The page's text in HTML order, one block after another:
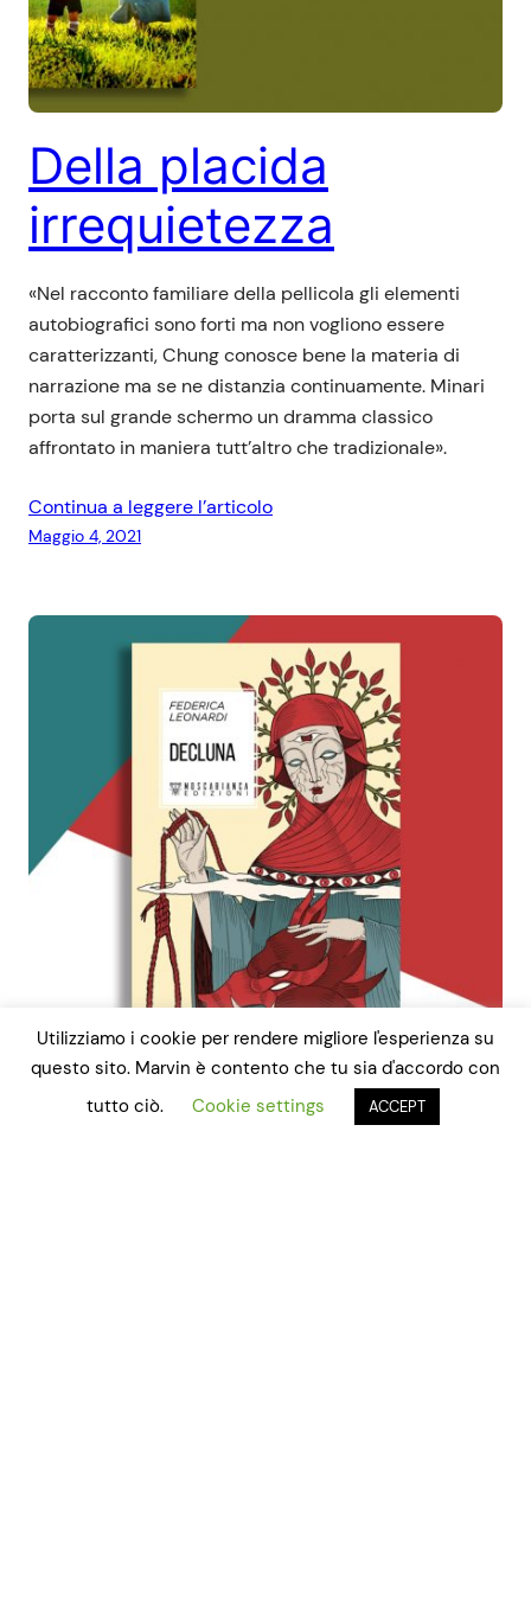
Della placida
irrequietezza
«Nel racconto familiare della pellicola gli elementi
autobiografici sono forti ma non vogliono essere
caratterizzanti, Chung conosce bene la materia di
narrazione ma se ne distanzia continuamente. Minari
porta sul grande schermo un dramma classico
affrontato in maniera tutt’altro che tradizionale».
Continua a leggere l’articolo
Maggio 4, 2021
Alba del weird
Utilizziamo i cookie per rendere migliore l'esperienza su
questo sito. Marvin è contento che tu sia d'accordo con
tutto ciò.
Cookie settings ACCEPT